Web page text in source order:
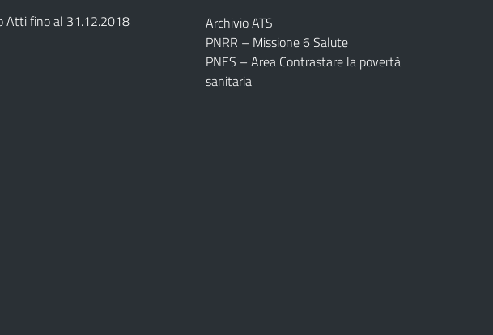
Atti fino al 31.12.2018
Archivio ATS
PNRR – Missione 6 Salute
PNES – Area Contrastare la povertà
sanitaria